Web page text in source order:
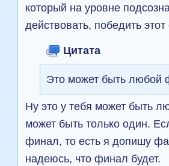
который на уровне
действовать, победить
Цитата
Это может быть любой
Ну это у тебя может быть
может быть только один.
финал, то есть я допишу
надеюсь, что финал будет.